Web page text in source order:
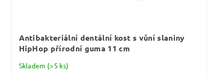
Antibakteriální dentální kost s vůní slaniny
HipHop přírodní guma 11 cm
Skladem (>5 ks)